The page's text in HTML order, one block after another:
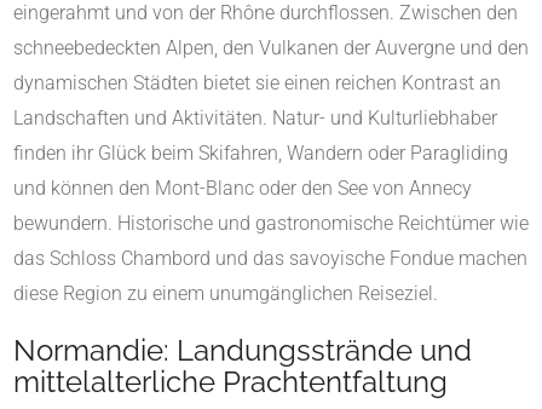
eingerahmt und von der Rhône durchflossen. Zwischen den
schneebedeckten Alpen, den Vulkanen der Auvergne und den
dynamischen Städten bietet sie einen reichen Kontrast an
Landschaften und Aktivitäten. Natur- und Kulturliebhaber
finden ihr Glück beim Skifahren, Wandern oder Paragliding
und können den Mont-Blanc oder den See von Annecy
bewundern. Historische und gastronomische Reichtümer wie
das Schloss Chambord und das savoyische Fondue machen
diese Region zu einem unumgänglichen Reiseziel.
Normandie: Landungsstrände und
mittelalterliche Prachtentfaltung